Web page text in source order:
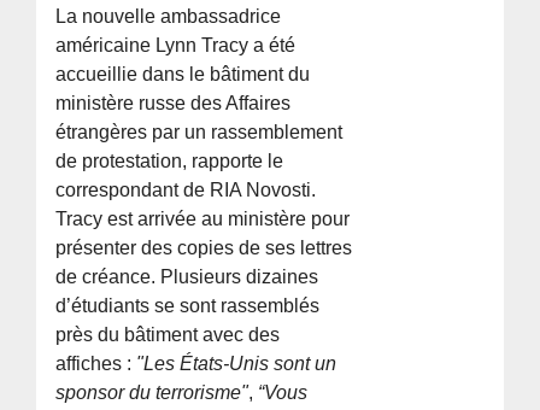
La nouvelle ambassadrice
américaine Lynn Tracy a été
accueillie dans le bâtiment du
ministère russe des Affaires
étrangères par un rassemblement
de protestation, rapporte le
correspondant de RIA Novosti.
Tracy est arrivée au ministère pour
présenter des copies de ses lettres
de créance. Plusieurs dizaines
d’étudiants se sont rassemblés
près du bâtiment avec des
affiches : "Les États-Unis sont un
sponsor du terrorisme", “Vous